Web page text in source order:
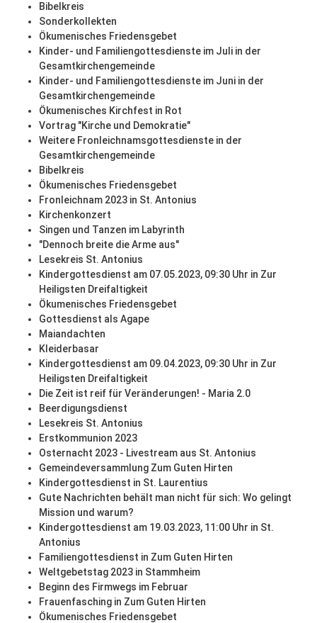
Bibelkreis
Sonderkollekten
Ökumenisches Friedensgebet
Kinder- und Familiengottesdienste im Juli in der
Gesamtkirchengemeinde
Kinder- und Familiengottesdienste im Juni in der
Gesamtkirchengemeinde
Ökumenisches Kirchfest in Rot
Vortrag "Kirche und Demokratie"
Weitere Fronleichnamsgottesdienste in der
Gesamtkirchengemeinde
Bibelkreis
Ökumenisches Friedensgebet
Fronleichnam 2023 in St. Antonius
Kirchenkonzert
Singen und Tanzen im Labyrinth
"Dennoch breite die Arme aus"
Lesekreis St. Antonius
Kindergottesdienst am 07.05.2023, 09:30 Uhr in Zur
Heiligsten Dreifaltigkeit
Ökumenisches Friedensgebet
Gottesdienst als Agape
Maiandachten
Kleiderbasar
Kindergottesdienst am 09.04.2023, 09:30 Uhr in Zur
Heiligsten Dreifaltigkeit
Die Zeit ist reif für Veränderungen! - Maria 2.0
Beerdigungsdienst
Lesekreis St. Antonius
Erstkommunion 2023
Osternacht 2023 - Livestream aus St. Antonius
Gemeindeversammlung Zum Guten Hirten
Kindergottesdienst in St. Laurentius
Gute Nachrichten behält man nicht für sich: Wo gelingt
Mission und warum?
Kindergottesdienst am 19.03.2023, 11:00 Uhr in St.
Antonius
Familiengottesdienst in Zum Guten Hirten
Weltgebetstag 2023 in Stammheim
Beginn des Firmwegs im Februar
Frauenfasching in Zum Guten Hirten
Ökumenisches Friedensgebet